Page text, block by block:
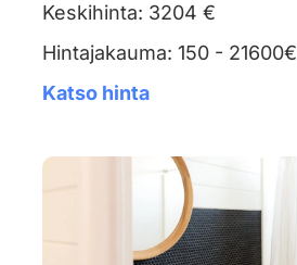
Keskihinta: 3204 €
Hintajakauma: 150 - 21600€
Katso hinta